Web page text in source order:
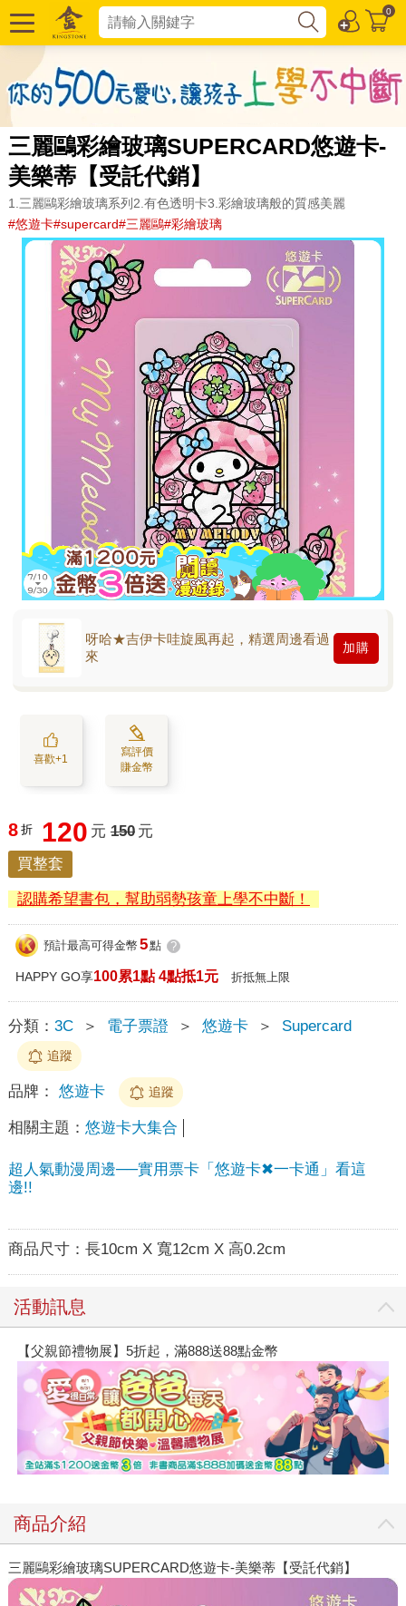
0
三麗鷗彩繪玻璃SUPERCARD悠遊卡-
美樂蒂【受託代銷】
1.三麗鷗彩繪玻璃系列2.有色透明卡3.彩繪玻璃般的質感美麗
#悠遊卡#supercard#三麗鷗#彩繪玻璃
呀哈★吉伊卡哇旋風再起，精選周邊看過
來
加購
喜歡+1
寫評價
賺金幣
8 折 120 元 150 元
買整套
認購希望書包，幫助弱勢孩童上學不中斷！
預計最高可得金幣 5點 ?
HAPPY GO享100累1點 4點抵1元 折抵無上限
分類： 3C ＞ 電子票證 ＞ 悠遊卡 ＞ Supercard
追蹤
品牌： 悠遊卡 追蹤
相關主題： 悠遊卡大集合
超人氣動漫周邊──實用票卡「悠遊卡✖一卡通」看這
邊!!
商品尺寸： 長10cm X 寬12cm X 高0.2cm
活動訊息
【父親節禮物展】5折起，滿888送88點金幣
商品介紹
三麗鷗彩繪玻璃SUPERCARD悠遊卡-美樂蒂【受託代銷】